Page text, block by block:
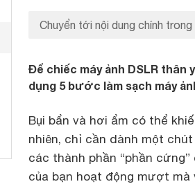
Chuyển tới nội dung chính trong
Để chiếc máy ảnh DSLR thân
dụng 5 bước làm sạch máy
Bụi bẩn và hơi ẩm có thể
nhiên, chỉ cần dành một
các thành phần “phần
của bạn hoạt động mượt mà